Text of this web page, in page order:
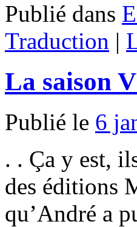
Publié dans
Traduction |
La saison
Publié le 6
. . Ça y est,
des éditions
qu’André a